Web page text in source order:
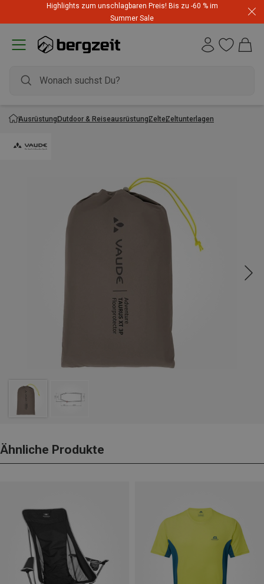
Highlights zum unschlagbaren Preis! Bis zu -60 % im
Summer Sale
AusrüstungOutdoor & ReiseausrüstungZelteZeltunterlagen
Ähnliche Produkte